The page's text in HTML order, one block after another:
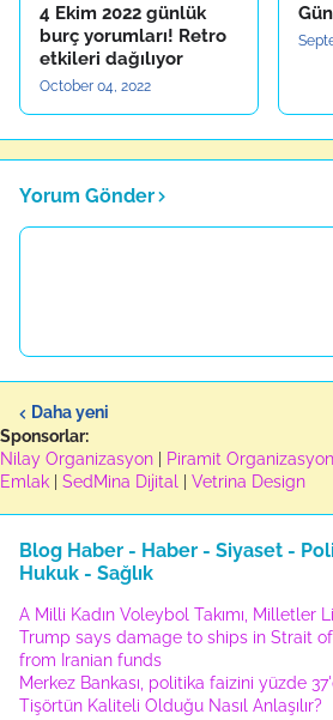
4 Ekim 2022 günlük
burç yorumları! Retro
etkileri dağılıyor
October 04, 2022
Yorum Gönder
Daha yeni
Sponsorlar:
Nilay Organizasyon
Piramit Organizasyon
Emlak
SedMina Dijital Vetrina Design
Blog Haber - Haber - Siyaset -
Hukuk - Sağlık
A Milli Kadın Voleybol Takımı, Milletler
Trump says damage to ships in Strait
from Iranian funds
Merkez Bankası, politika faizini yüzde
Tişörtün Kaliteli Olduğu Nasıl Anlaşılır?